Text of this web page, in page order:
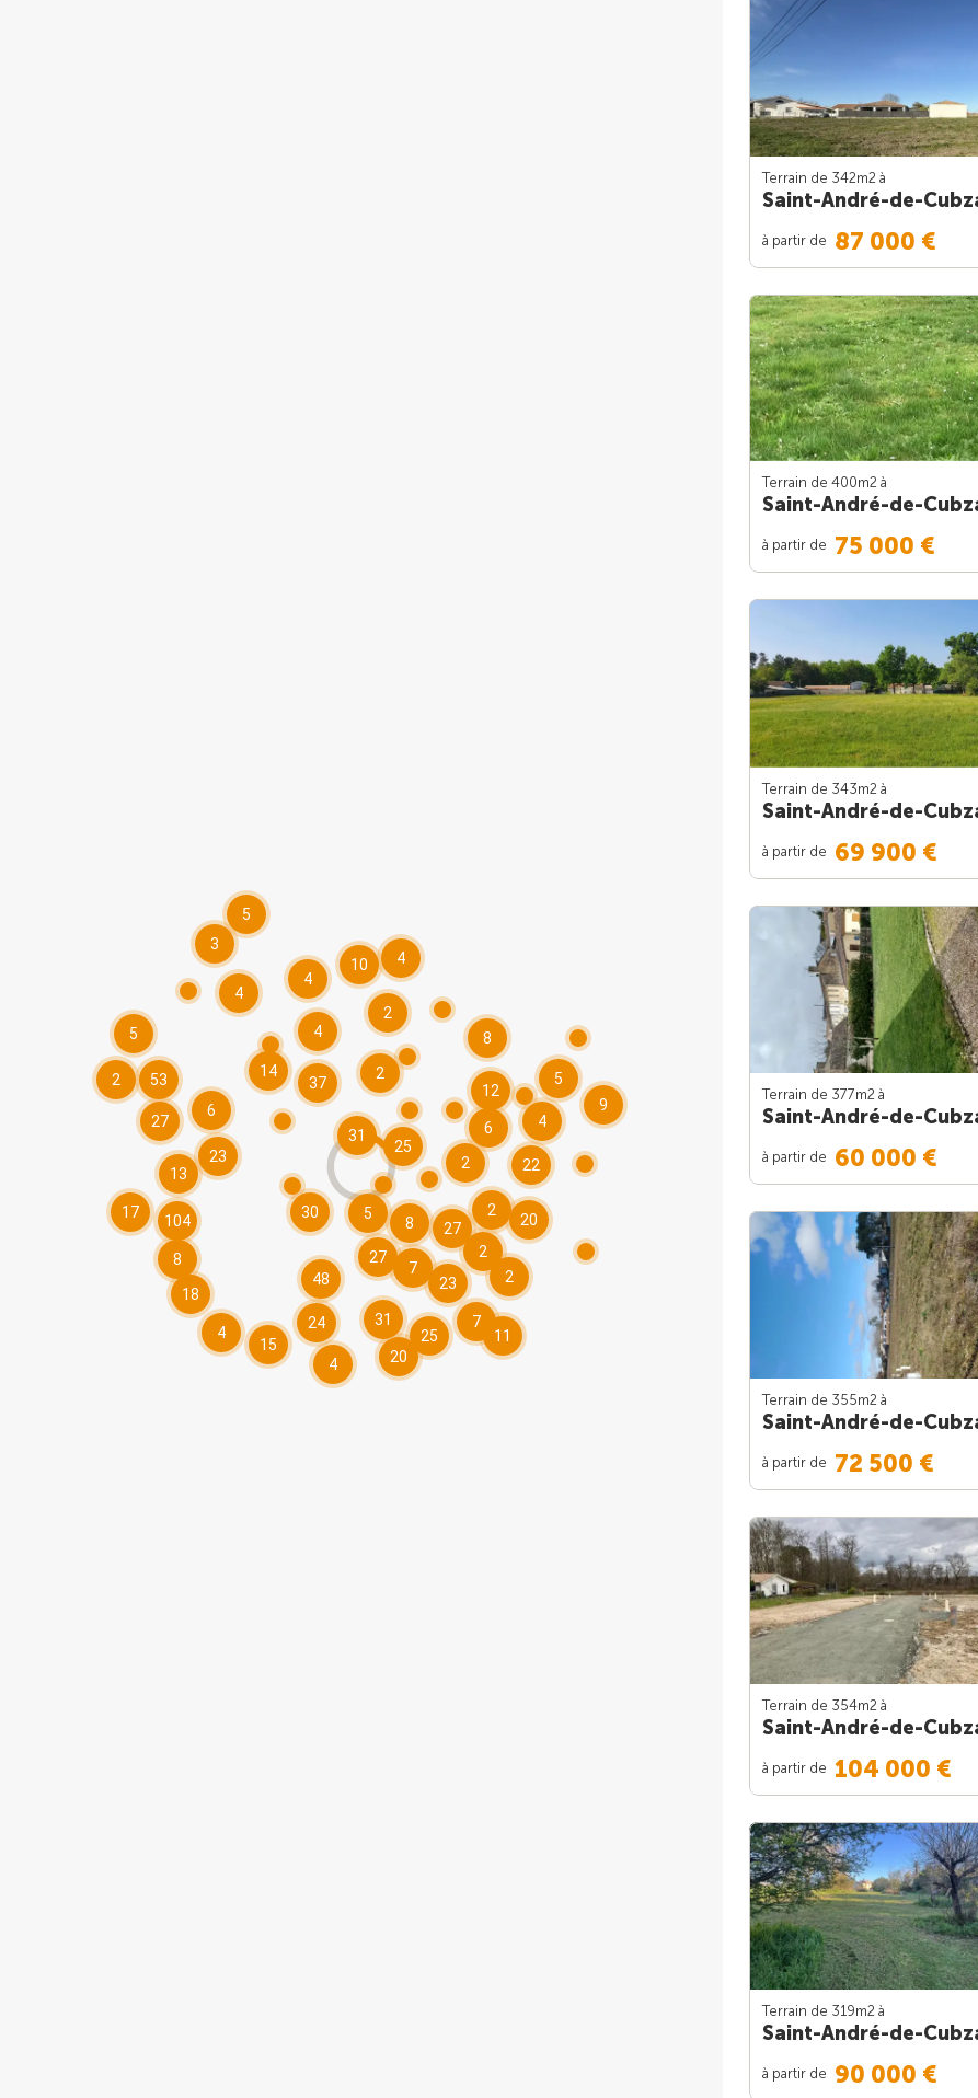
2
27
20
2
4
25
8
25
31
23
7
7
4
9
8
5
2
2
12
20
11
22
6
2
13
3
2
23
4
104
8
53
5
14
4
30
4
24
18
27
6
5
15
4
17
37
27
2
31
4
5
48
10
Terrain de 342m2 à
Saint-André-de-
à partir de 87 000 €
Terrain de 400m2 à
Saint-André-de-
à partir de 75 000 €
Terrain de 343m2 à
Saint-André-de-
à partir de 69 900 €
Terrain de 377m2 à
Saint-André-de-
à partir de 60 000 €
Terrain de 355m2 à
Saint-André-de-
à partir de 72 500 €
Terrain de 354m2 à
Saint-André-de-
à partir de 104 000 €
Terrain de 319m2 à
Saint-André-de-
à partir de 90 000 €